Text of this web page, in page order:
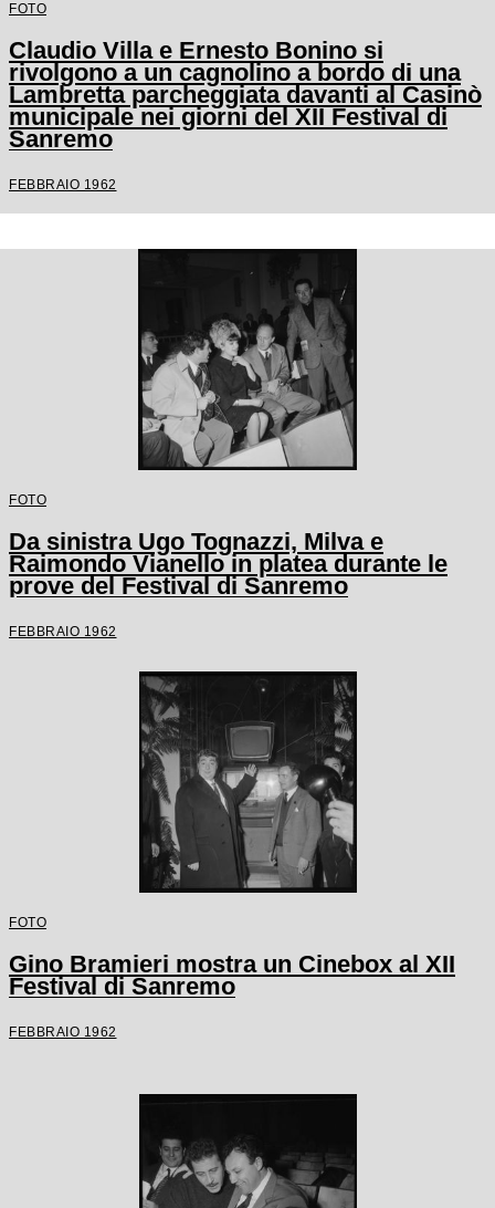
FOTO
Claudio Villa e Ernesto Bonino si
rivolgono a un cagnolino a bordo di una
Lambretta parcheggiata davanti al Casinò
municipale nei giorni del XII Festival di
Sanremo
FEBBRAIO 1962
FOTO
Da sinistra Ugo Tognazzi, Milva e
Raimondo Vianello in platea durante le
prove del Festival di Sanremo
FEBBRAIO 1962
FOTO
Gino Bramieri mostra un Cinebox al XII
Festival di Sanremo
FEBBRAIO 1962